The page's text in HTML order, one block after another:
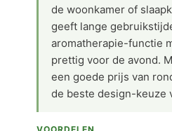
de woonkamer of
geeft lange
aromatherapie-functie
prettig voor de avond.
een goede prijs van
de beste design-keuze